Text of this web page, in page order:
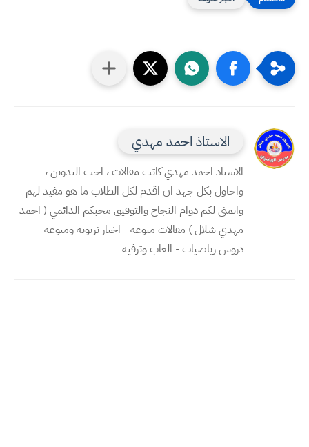
الاستاذ احمد مهدي
الاستاذ احمد مهدي كاتب مقالات ، احب التدوين ،
واحاول بكل جهد ان اقدم لكل الطلاب ما هو مفيد لهم
واتمنى لكم دوام النجاح والتوفيق محبكم الدائمي ( احمد
مهدي شلال ) مقالات منوعه - اخبار تربويه ومنوعه -
دروس رياضيات - العاب وترفيه